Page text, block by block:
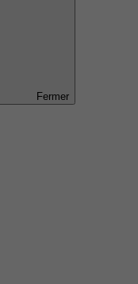
Fermer